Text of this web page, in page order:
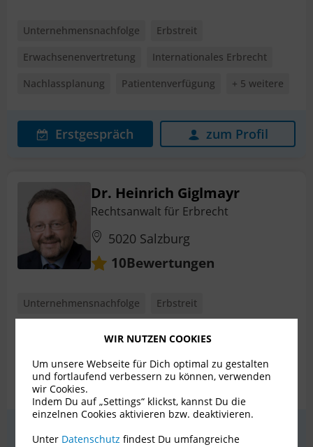
Unternehmensnachfolge
Erbstreit
Erwachsenenvertretung
Internationales Erbrecht
Nachlassplanung
Patientenverfügung + 5 weitere
Erstgespräch zum Profil
Dr. Heinrich Giglmayr
Rechtsanwalt für Erbrecht
5020 Salzburg
10Bewertungen
Unternehmensnachfolge
Erbstreit
+ 5 weitere
Erstgespräch zum Profil
WIR NUTZEN COOKIES
Um unsere Webseite für Dich optimal zu gestalten
und fortlaufend verbessern zu können, verwenden
wir Cookies.
Indem Du auf „Settings“ klickst, kannst Du die
einzelnen Cookies aktivieren bzw. deaktivieren.
Unter Datenschutz findest Du umfangreiche